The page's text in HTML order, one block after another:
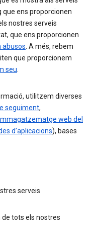
que ens proporcionen
nostres serveis
que ens proporcionen
abusos. A més, rebem
que proporcionem
seu.
utilitzem diverses
seguiment,
web del
d’aplicacions), bases
serveis
tots els nostres